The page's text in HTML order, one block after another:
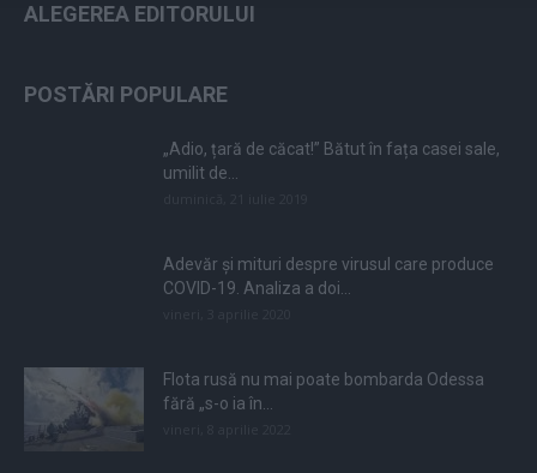
ALEGEREA EDITORULUI
POSTĂRI POPULARE
„Adio, țară de căcat!” Bătut în fața casei sale,
umilit de...
Adevăr și mituri despre virusul care produce
COVID-19. Analiza a doi...
Flota rusă nu mai poate bombarda Odessa
fără „s-o ia în...